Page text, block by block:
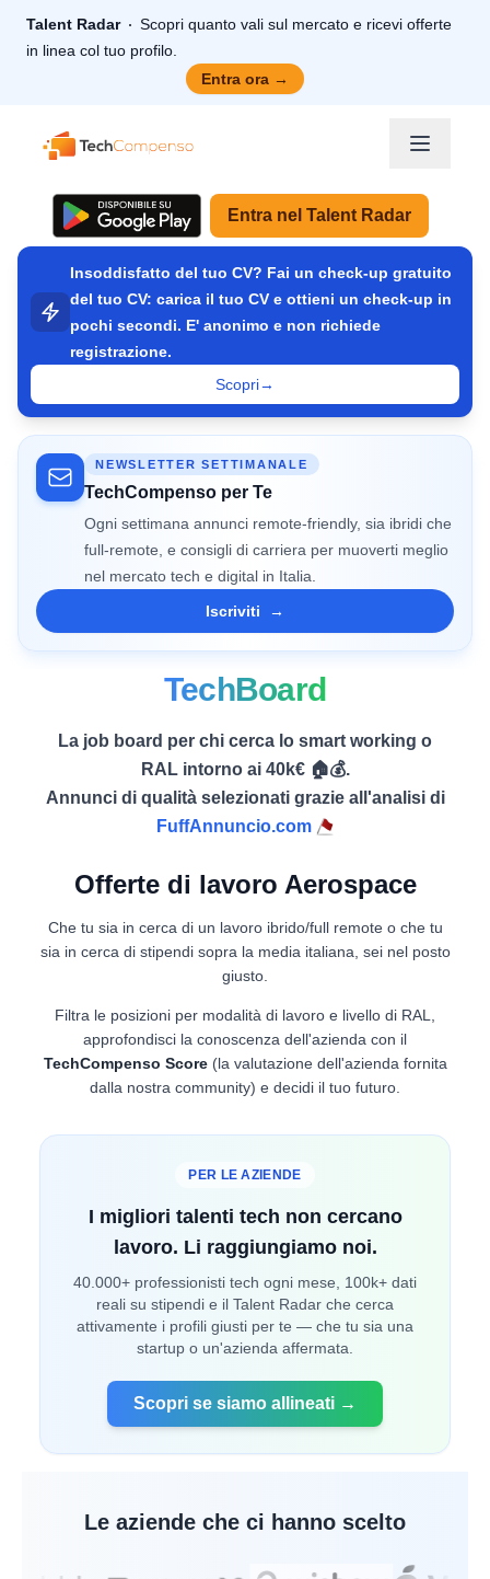
Talent Radar
Scopri quanto vali sul mercato e ricevi offerte
in linea col tuo profilo.
Entra ora →
TechCompenso
Entra nel Talent Radar
Insoddisfatto del tuo CV? Fai un check-up gratuito
del tuo CV: carica il tuo CV e ottieni un check-up in
pochi secondi. E' anonimo e non richiede
registrazione.
Scopri→
NEWSLETTER SETTIMANALE
TechCompenso per Te
Ogni settimana annunci remote-friendly, sia ibridi che
full-remote, e consigli di carriera per muoverti meglio
nel mercato tech e digital in Italia.
Iscriviti
→
TechBoard
La job board per chi cerca lo smart working o
RAL intorno ai 40k€ 🏠💰.
Annunci di qualità selezionati grazie all'analisi di
FuffAnnuncio.com
Offerte di lavoro Aerospace
Che tu sia in cerca di un lavoro ibrido/full remote o che tu
sia in cerca di stipendi sopra la media italiana, sei nel posto
giusto.
Filtra le posizioni per modalità di lavoro e livello di RAL,
approfondisci la conoscenza dell'azienda con il
TechCompenso Score(la valutazione dell'azienda fornita
dalla nostra community) e decidi il tuo futuro.
PER LE AZIENDE
I migliori talenti tech non cercano
lavoro. Li raggiungiamo noi.
40.000+ professionisti tech ogni mese, 100k+ dati
reali su stipendi e il Talent Radar che cerca
attivamente i profili giusti per te — che tu sia una
startup o un'azienda affermata.
Scopri se siamo allineati →
Le aziende che ci hanno scelto